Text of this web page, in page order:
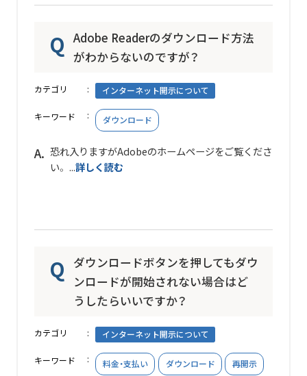
Adobe Readerのダウンロード方法
がわからないのですが？
カテゴリ インターネット開示について
キーワード ダウンロード
恐れ入りますがAdobeのホームページをご覧くださ
い。 ...詳しく読む
ダウンロードボタンを押してもダウ
ンロードが開始されない場合はど
うしたらいいですか？
カテゴリ インターネット開示について
キーワード 料金・支払い ダウンロード 再開示